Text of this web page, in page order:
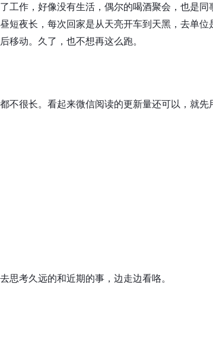
工作，好像没有生活，偶尔的喝酒聚会，也是同
短夜长，每次回家是从天亮开车到天黑，去单位
移动。久了，也不想再这么跑。
不很长。看起来微信阅读的更新量还可以，就先
考久远的和近期的事，边走边看咯。